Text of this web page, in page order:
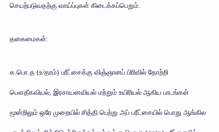
செயற்படுவதற்கு வாய்ப்புகள் கிடைக்கப்பெறும்.
தகைமைகள்:
க.பொ.த (உ/தரம்) பரீட்சைக்கு விஞ்ஞானப் பிரிவில் தோற்றி
பௌதீகவியல், இரசாயனவியல் மற்றும் உயிரியல் ஆகிய பாடங்கள்
மூன்றிலும் ஒரே முறையில் சித்தி பெற்று அப் பரீட்சையில் பொது ஆங்கில